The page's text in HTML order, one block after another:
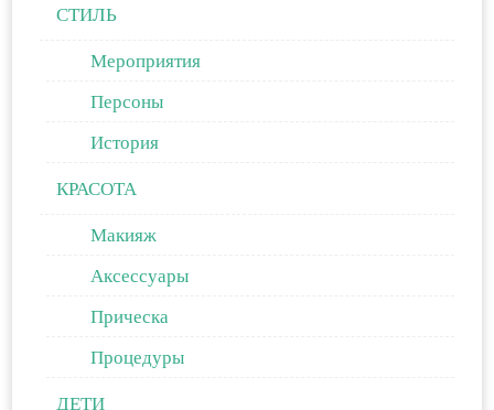
СТИЛЬ
Мероприятия
Персоны
История
КРАСОТА
Макияж
Аксессуары
Прическа
Процедуры
ДЕТИ